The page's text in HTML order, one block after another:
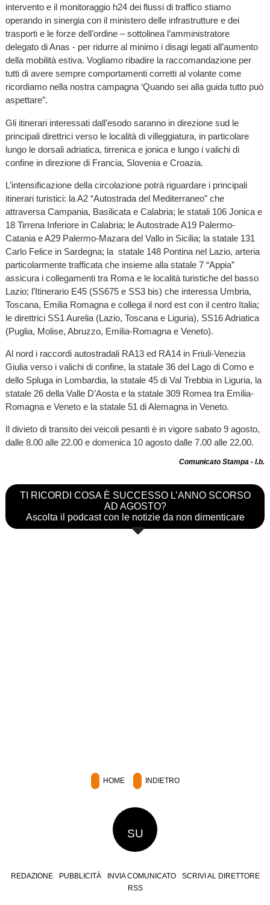
intervento e il monitoraggio h24 dei flussi di traffico stiamo
operando in sinergia con il ministero delle infrastrutture e dei
trasporti e le forze dell’ordine – sottolinea l’amministratore
delegato di Anas - per ridurre al minimo i disagi legati all’aumento
della mobilità estiva. Vogliamo ribadire la raccomandazione per
tutti di avere sempre comportamenti corretti al volante come
ricordiamo nella nostra campagna ‘Quando sei alla guida tutto può
aspettare”.
Gli itinerari interessati dall’esodo saranno in direzione sud le
principali direttrici verso le località di villeggiatura, in particolare
lungo le dorsali adriatica, tirrenica e jonica e lungo i valichi di
confine in direzione di Francia, Slovenia e Croazia.
L’intensificazione della circolazione potrà riguardare i principali
itinerari turistici: la A2 “Autostrada del Mediterraneo” che
attraversa Campania, Basilicata e Calabria; le statali 106 Jonica e
18 Tirrena Inferiore in Calabria; le Autostrade A19 Palermo-
Catania e A29 Palermo-Mazara del Vallo in Sicilia; la statale 131
Carlo Felice in Sardegna; la statale 148 Pontina nel Lazio, arteria
particolarmente trafficata che insieme alla statale 7 “Appia”
assicura i collegamenti tra Roma e le località turistiche del basso
Lazio; l’Itinerario E45 (SS675 e SS3 bis) che interessa Umbria,
Toscana, Emilia Romagna e collega il nord est con il centro Italia;
le direttrici SS1 Aurelia (Lazio, Toscana e Liguria), SS16 Adriatica
(Puglia, Molise, Abruzzo, Emilia-Romagna e Veneto).
Al nord i raccordi autostradali RA13 ed RA14 in Friuli-Venezia
Giulia verso i valichi di confine, la statale 36 del Lago di Como e
dello Spluga in Lombardia, la statale 45 di Val Trebbia in Liguria, la
statale 26 della Valle D’Aosta e la statale 309 Romea tra Emilia-
Romagna e Veneto e la statale 51 di Alemagna in Veneto.
Il divieto di transito dei veicoli pesanti è in vigore sabato 9 agosto,
dalle 8.00 alle 22.00 e domenica 10 agosto dalle 7.00 alle 22.00.
Comunicato Stampa - l.b.
TI RICORDI COSA È SUCCESSO L’ANNO SCORSO
AD AGOSTO?
Ascolta il podcast con le notizie da non dimenticare
HOME INDIETRO
SU
REDAZIONE PUBBLICITÀ INVIA COMUNICATO
SCRIVI AL DIRETTORE
RSS